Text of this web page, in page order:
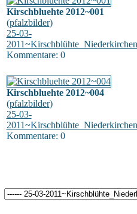
Kirschbluehte 2012~001
(pfalzbilder)
25-03-
2011~Kirschblühte_Niederkirchen
Kommentare: 0
Kirschbluehte 2012~004
(pfalzbilder)
25-03-
2011~Kirschblühte_Niederkirchen
Kommentare: 0